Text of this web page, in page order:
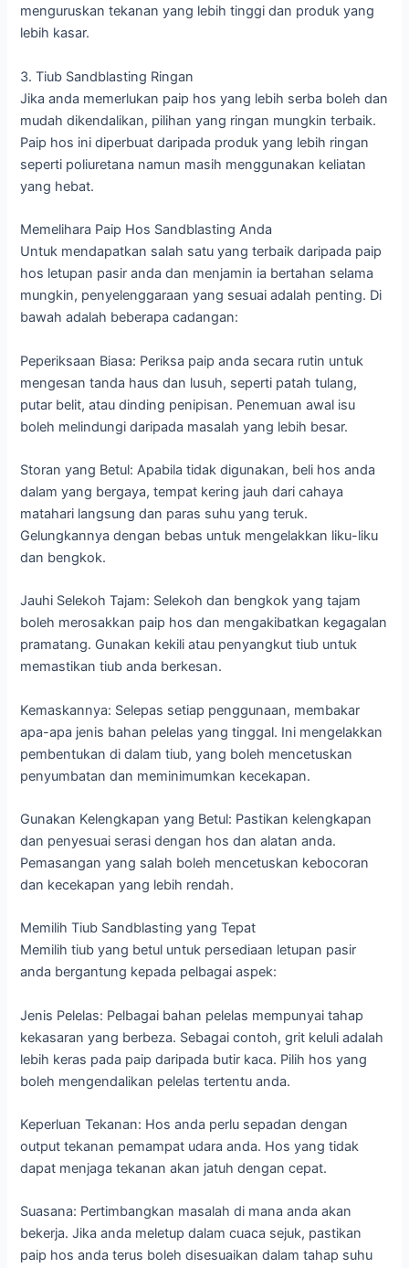
menguruskan tekanan yang lebih tinggi dan produk yang
lebih kasar.
3. Tiub Sandblasting Ringan
Jika anda memerlukan paip hos yang lebih serba boleh dan
mudah dikendalikan, pilihan yang ringan mungkin terbaik.
Paip hos ini diperbuat daripada produk yang lebih ringan
seperti poliuretana namun masih menggunakan keliatan
yang hebat.
Memelihara Paip Hos Sandblasting Anda
Untuk mendapatkan salah satu yang terbaik daripada paip
hos letupan pasir anda dan menjamin ia bertahan selama
mungkin, penyelenggaraan yang sesuai adalah penting. Di
bawah adalah beberapa cadangan:
Peperiksaan Biasa: Periksa paip anda secara rutin untuk
mengesan tanda haus dan lusuh, seperti patah tulang,
putar belit, atau dinding penipisan. Penemuan awal isu
boleh melindungi daripada masalah yang lebih besar.
Storan yang Betul: Apabila tidak digunakan, beli hos anda
dalam yang bergaya, tempat kering jauh dari cahaya
matahari langsung dan paras suhu yang teruk.
Gelungkannya dengan bebas untuk mengelakkan liku-liku
dan bengkok.
Jauhi Selekoh Tajam: Selekoh dan bengkok yang tajam
boleh merosakkan paip hos dan mengakibatkan kegagalan
pramatang. Gunakan kekili atau penyangkut tiub untuk
memastikan tiub anda berkesan.
Kemaskannya: Selepas setiap penggunaan, membakar
apa-apa jenis bahan pelelas yang tinggal. Ini mengelakkan
pembentukan di dalam tiub, yang boleh mencetuskan
penyumbatan dan meminimumkan kecekapan.
Gunakan Kelengkapan yang Betul: Pastikan kelengkapan
dan penyesuai serasi dengan hos dan alatan anda.
Pemasangan yang salah boleh mencetuskan kebocoran
dan kecekapan yang lebih rendah.
Memilih Tiub Sandblasting yang Tepat
Memilih tiub yang betul untuk persediaan letupan pasir
anda bergantung kepada pelbagai aspek:
Jenis Pelelas: Pelbagai bahan pelelas mempunyai tahap
kekasaran yang berbeza. Sebagai contoh, grit keluli adalah
lebih keras pada paip daripada butir kaca. Pilih hos yang
boleh mengendalikan pelelas tertentu anda.
Keperluan Tekanan: Hos anda perlu sepadan dengan
output tekanan pemampat udara anda. Hos yang tidak
dapat menjaga tekanan akan jatuh dengan cepat.
Suasana: Pertimbangkan masalah di mana anda akan
bekerja. Jika anda meletup dalam cuaca sejuk, pastikan
paip hos anda terus boleh disesuaikan dalam tahap suhu